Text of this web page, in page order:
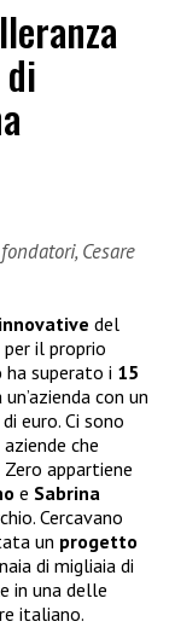
Cesare
innovative del
il proprio
ha superato i 15
con un
euro. Ci sono
che
appartiene
e Sabrina
Cercavano
un progetto
di migliaia di
in una delle
italiano.